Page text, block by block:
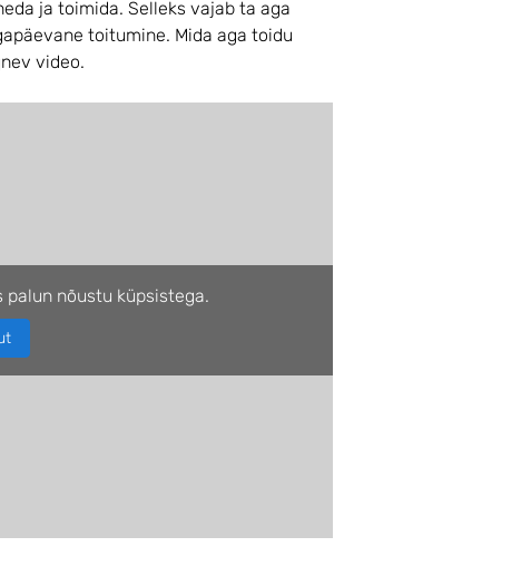
ja toimida. Selleks vajab ta aga
toitumine. Mida aga toidu
video.
palun nõustu küpsistega.